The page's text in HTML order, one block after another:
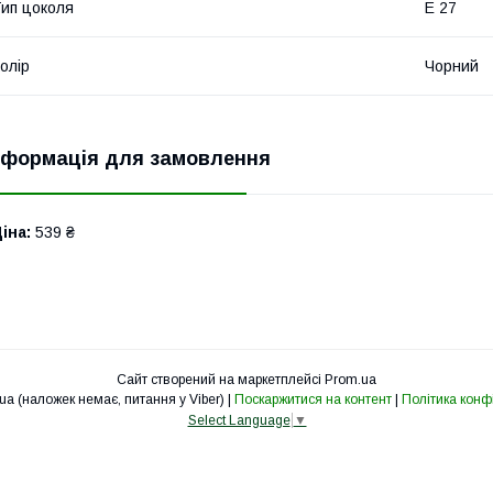
цоколя Е 27
Чорний
для замовлення
539 ₴
Сайт створений на маркетплейсі Prom.ua
cv-svet.com.ua (наложек немає, питання у Viber) | Поскаржитися на контент | Політика
Select Language ▼